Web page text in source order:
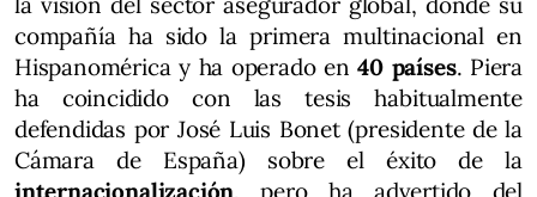
compañía ha sido la primera multinacional en
Hispanomérica y ha operado en40 países. Piera
ha coincidido con las tesis habitualmente
defendidas por José Luis Bonet (presidente de la
Cámara de España) sobre el éxito de la
internacionalización, pero ha advertido del